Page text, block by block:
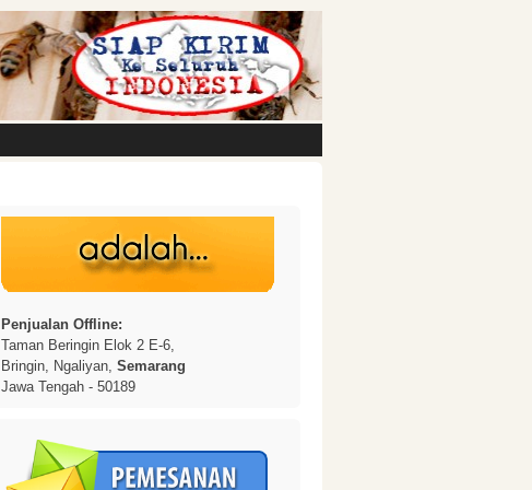
Penjualan Offline:
Taman Beringin Elok 2 E-6,
Bringin, Ngaliyan,Semarang
Jawa Tengah - 50189